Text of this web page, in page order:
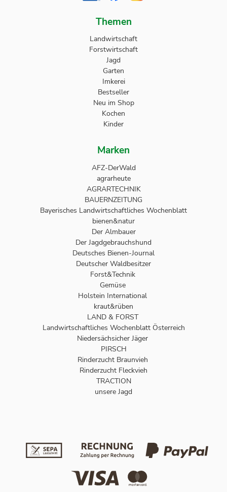
Themen
Landwirtschaft
Forstwirtschaft
Jagd
Garten
Imkerei
Bestseller
Neu im Shop
Kochen
Kinder
Marken
AFZ-DerWald
agrarheute
AGRARTECHNIK
BAUERNZEITUNG
Bayerisches Landwirtschaftliches Wochenblatt
bienen&natur
Der Almbauer
Der Jagdgebrauchshund
Deutsches Bienen-Journal
Deutscher Waldbesitzer
Forst&Technik
Gemüse
Holstein International
kraut&rüben
LAND & FORST
Landwirtschaftliches Wochenblatt Österreich
Niedersächsicher Jäger
PIRSCH
Rinderzucht Braunvieh
Rinderzucht Fleckvieh
TRACTION
unsere Jagd